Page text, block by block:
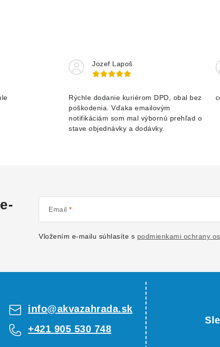
Jozef Lapoš
Rýchle dodanie kuriérom DPD, obal bez
poškodenia. Vďaka emailovým
notifikáciám som mal výbornú prehľad o
stave objednávky a dodávky.
Email
Vložením e-mailu súhlasíte s podmienkami ochrany
info@akvazahrada.sk
+421 905 530 748